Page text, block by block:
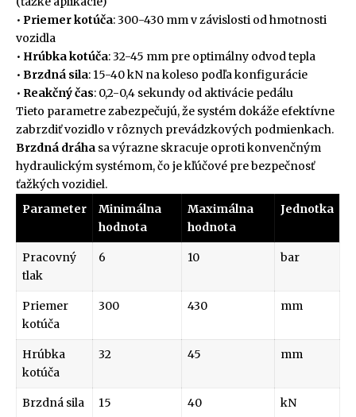
• Priemer kotúča: 300-430 mm v závislosti od hmotnosti
vozidla
• Hrúbka kotúča: 32-45 mm pre optimálny odvod tepla
• Brzdná sila: 15-40 kN na koleso podľa konfigurácie
• Reakčný čas: 0,2-0,4 sekundy od aktivácie pedálu
Tieto parametre zabezpečujú, že systém dokáže efektívne
zabrzdiť vozidlo v rôznych prevádzkových podmienkach.
Brzdná dráha sa výrazne skracuje oproti konvenčným
hydraulickým systémom, čo je kľúčové pre bezpečnosť
ťažkých vozidiel.
Parameter
Minimálna
hodnota
Maximálna
hodnota
Jednotka
Pracovný
tlak
6 10 bar
Priemer
kotúča
300 430 mm
Hrúbka
kotúča
32 45 mm
Brzdná sila 15 40 kN